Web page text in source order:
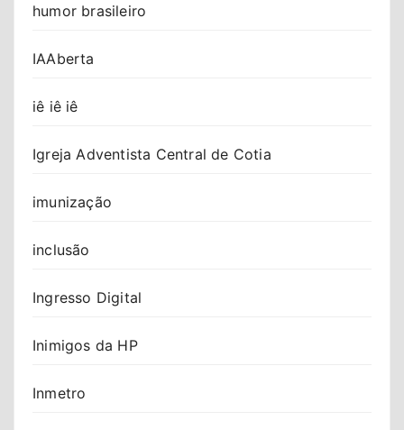
humor brasileiro
IAAberta
iê iê iê
Igreja Adventista Central de Cotia
imunização
inclusão
Ingresso Digital
Inimigos da HP
Inmetro